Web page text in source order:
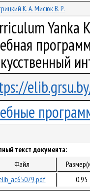
К. А.Мисюк В. Р.
Yanka
текст документа:
Файл
0.95